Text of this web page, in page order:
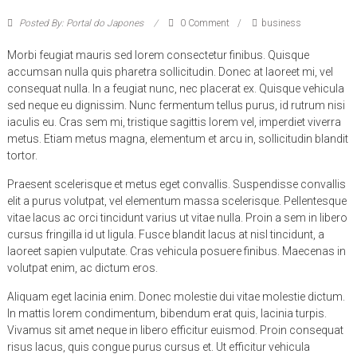
Posted By: Portal do Japones 0 Comment business
Morbi feugiat mauris sed lorem consectetur finibus. Quisque
accumsan nulla quis pharetra sollicitudin. Donec at laoreet mi, vel
consequat nulla. In a feugiat nunc, nec placerat ex. Quisque vehicula
sed neque eu dignissim. Nunc fermentum tellus purus, id rutrum nisi
iaculis eu. Cras sem mi, tristique sagittis lorem vel, imperdiet viverra
metus. Etiam metus magna, elementum et arcu in, sollicitudin blandit
tortor.
Praesent scelerisque et metus eget convallis. Suspendisse convallis
elit a purus volutpat, vel elementum massa scelerisque. Pellentesque
vitae lacus ac orci tincidunt varius ut vitae nulla. Proin a sem in libero
cursus fringilla id ut ligula. Fusce blandit lacus at nisl tincidunt, a
laoreet sapien vulputate. Cras vehicula posuere finibus. Maecenas in
volutpat enim, ac dictum eros.
Aliquam eget lacinia enim. Donec molestie dui vitae molestie dictum.
In mattis lorem condimentum, bibendum erat quis, lacinia turpis.
Vivamus sit amet neque in libero efficitur euismod. Proin consequat
risus lacus, quis congue purus cursus et. Ut efficitur vehicula